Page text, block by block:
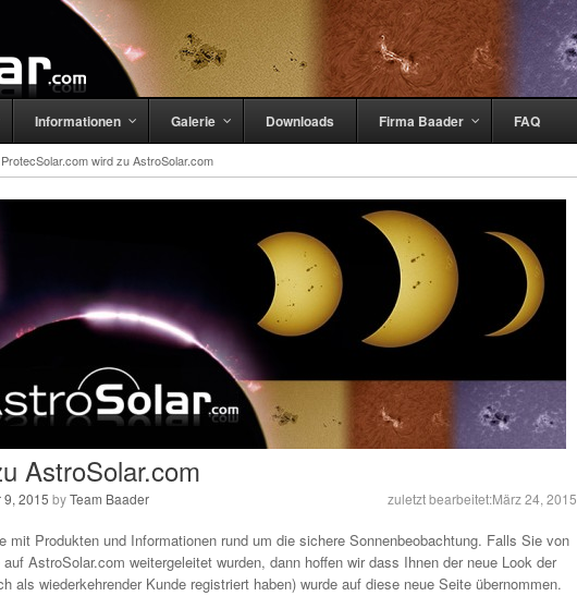
Informationen Galerie Downloads Firma Baader FAQ
ProtecSolar.com wird zu AstroSolar.com
AstroSolar.com
9, 2015 byTeam Baader zuletzt bearbeitet:März 24, 2015
mit Produkten und Informationen rund um die sichere Sonnenbeobachtung. Falls Sie von
AstroSolar.com weitergeleitet wurden, dann hoffen wir dass Ihnen der neue Look der
wiederkehrender Kunde registriert haben) wurde auf diese neue Seite übernommen.